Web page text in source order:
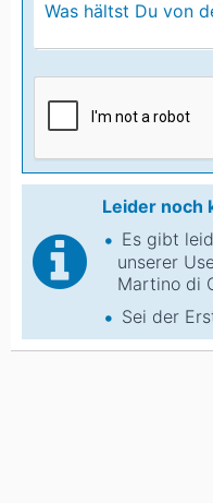
Leider noch
Es gibt
unserer
Martino di
Sei der